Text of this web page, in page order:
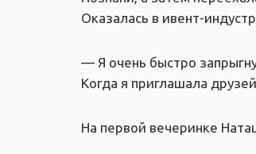
Оказалась в ивент-
— Я очень быстро
Когда я приглашала
На первой вечеринке